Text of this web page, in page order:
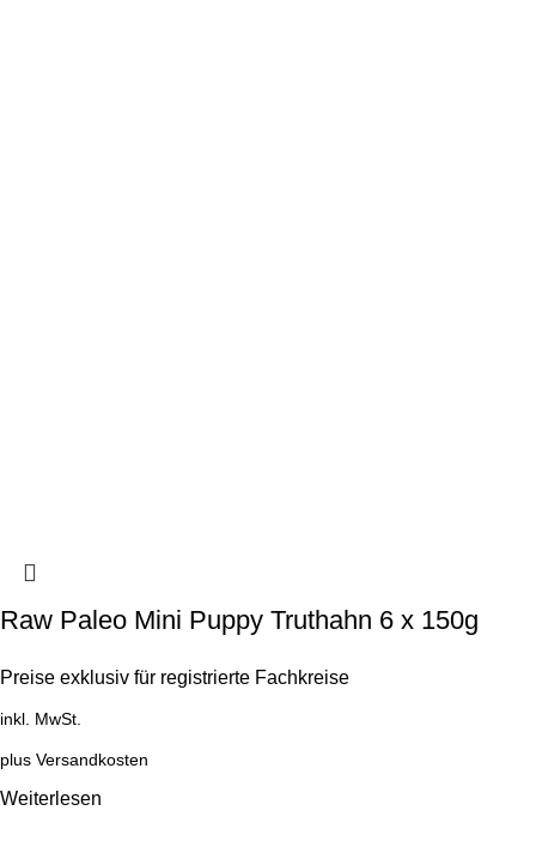
Raw Paleo Mini Puppy Truthahn 6 x 150g
Preise exklusiv für registrierte Fachkreise
inkl. MwSt.
plus Versandkosten
Weiterlesen